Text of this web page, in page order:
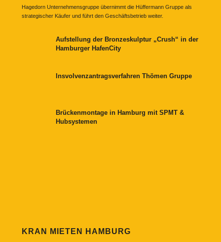
Hagedorn Unternehmensgruppe übernimmt die Hüffermann Gruppe als
strategischer Käufer und führt den Geschäftsbetrieb weiter.
Aufstellung der Bronzeskulptur „Crush“ in der
Hamburger HafenCity
Insvolvenzantragsverfahren Thömen Gruppe
Brückenmontage in Hamburg mit SPMT &
Hubsystemen
KRAN MIETEN HAMBURG